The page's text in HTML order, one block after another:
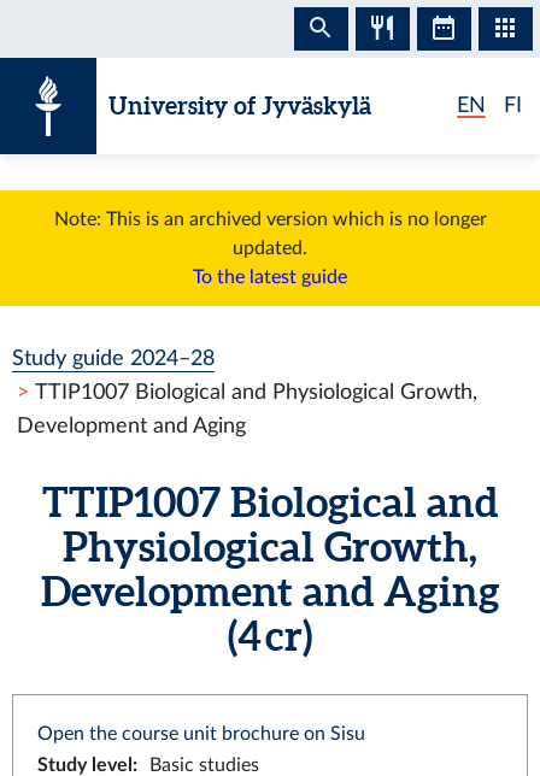
University of Jyväskylä EN FI
Note: This is an archived version which is no longer
updated.
To the latest guide
Study guide 2024–28
TTIP1007 Biological and Physiological Growth,
Development and Aging
TTIP1007 Biological and
Physiological Growth,
Development and Aging
(4 cr)
Open the course unit brochure on Sisu
Study level :
Basic studies